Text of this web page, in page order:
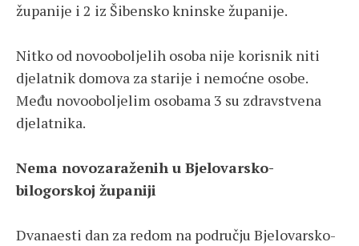
županije i 2 iz Šibensko kninske županije.
Nitko od novooboljelih osoba nije korisnik niti
djelatnik domova za starije i nemoćne osobe.
Među novooboljelim osobama 3 su zdravstvena
djelatnika.
Nema novozaraženih u Bjelovarsko-
bilogorskoj županiji
Dvanaesti dan za redom na području Bjelovarsko-